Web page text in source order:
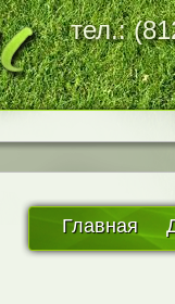
тел.:
Главная